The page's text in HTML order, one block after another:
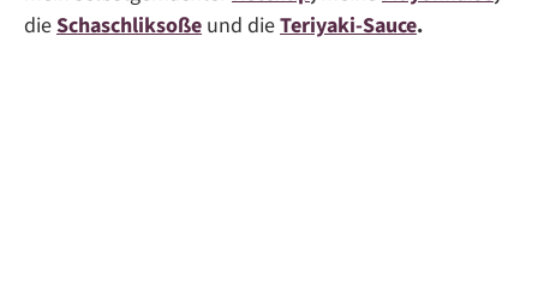
dieSchaschliksoße und dieTeriyaki-Sauce.